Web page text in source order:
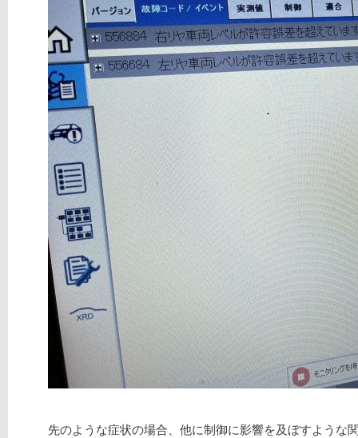
先のような症状の場合、他に制御に影響を及ぼすような